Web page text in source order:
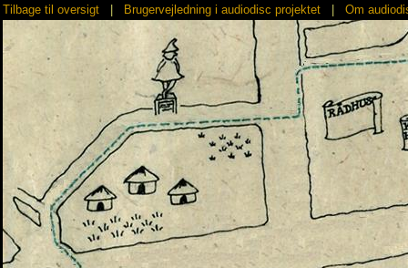
Tilbage til oversigt Brugervejledning i audiodisc projektet Om